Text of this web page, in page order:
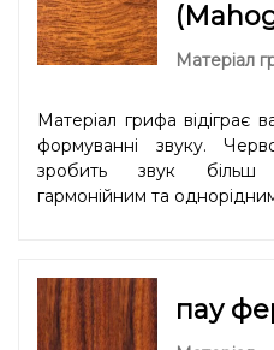
Матеріал
Матеріал грифа відіграє
формуванні звуку.
зробить звук більш
гармонійним та
пау